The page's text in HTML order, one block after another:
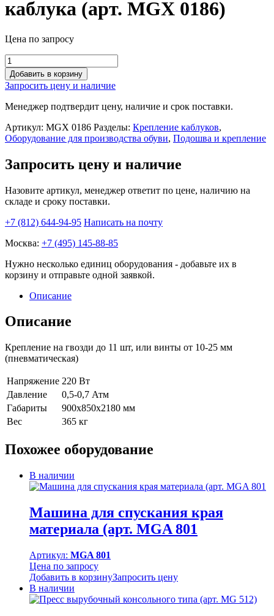
каблука (арт. MGX 0186)
Цена по запросу
Машина
для
крепления
каблука
(арт.
0186)
quantity
Добавить в корзину
Запросить цену и наличие
Менеджер подтвердит цену, наличие и срок поставки.
Артикул: MGX 0186 Разделы: Крепление каблуков,
Оборудование для производства обуви, Подошва и крепление
Запросить цену и наличие
Назовите артикул, менеджер ответит по цене, наличию на
складе и сроку поставки.
+7 (812) 644-94-95 Написать на почту
Москва: +7 (495) 145-88-85
Нужно несколько единиц оборудования - добавьте их в
корзину и отправьте одной заявкой.
Описание
Описание
Крепление на гвозди до 11 шт, или винты от 10-25 мм
(пневматическая)
Напряжение 220 Вт
Давление
0,5-0,7 Атм
Габариты
900х850х2180 мм
Вес
365 кг
Похожее оборудование
В наличии
Машина для спускания края
материала (арт. MGA 801
Артикул: MGA 801
Цена по запросу
Добавить в корзинуЗапросить цену
В наличии